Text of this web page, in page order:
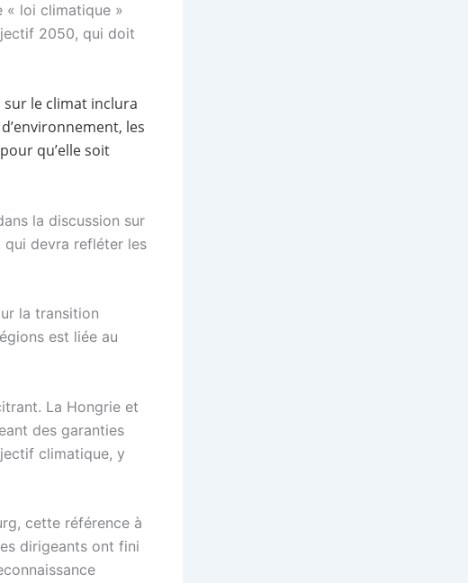
« loi climatique »
2050, qui doit
sur le climat inclura
les
qu’elle soit
la discussion sur
qui devra refléter les
la transition
est liée au
La Hongrie et
des garanties
climatique, y
cette référence à
dirigeants ont fini